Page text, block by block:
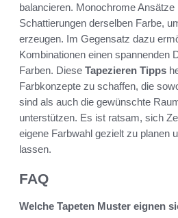
balancieren. Monochrome
Schattierungen derselben Farbe,
erzeugen. Im Gegensatz dazu
Kombinationen einen spannenden
Farben. Diese Tapezieren Tipps
Farbkonzepte zu schaffen, die
sind als auch die gewünschte
unterstützen. Es ist ratsam, sich
eigene Farbwahl gezielt zu planen
lassen.
FAQ
Welche Tapeten Muster eignen